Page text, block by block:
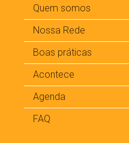
Quem somos
Nossa Rede
Boas práticas
Acontece
Agenda
FAQ